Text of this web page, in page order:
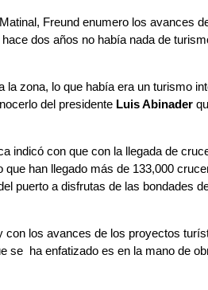
Freund enumero los avances
dos años no había nada de
la zona, lo que había era un turismo
del presidente Luis Abinader
indicó con que con la llegada de
han llegado más de 133,000
puerto a disfrutas de las bondades
con los avances de los proyectos
se ha enfatizado es en la mano de